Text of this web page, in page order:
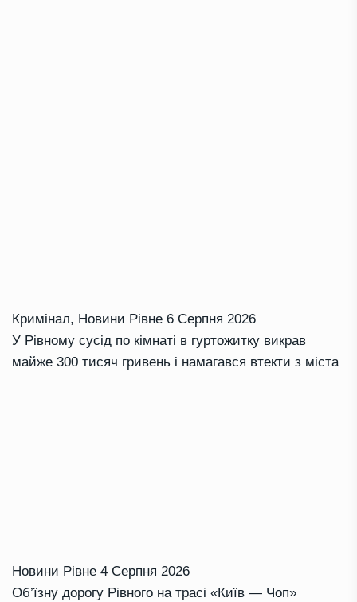
Кримінал, Новини Рівне 6 Серпня 2026
У Рівному сусід по кімнаті в гуртожитку викрав
майже 300 тисяч гривень і намагався втекти з міста
Новини Рівне 4 Серпня 2026
Об’їзну дорогу Рівного на трасі «Київ — Чоп»